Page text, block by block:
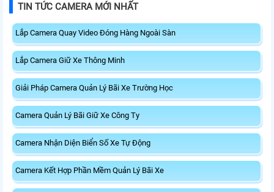
TIN TỨC CAMERA MỚI NHẤT
Lắp Camera Quay Video Đóng Hàng Ngoài Sàn
Lắp Camera Giữ Xe Thông Minh
Giải Pháp Camera Quản Lý Bãi Xe Trường Học
Camera Quản Lý Bãi Giữ Xe Công Ty
Camera Nhận Diện Biển Số Xe Tự Động
Camera Kết Hợp Phần Mềm Quản Lý Bãi Xe